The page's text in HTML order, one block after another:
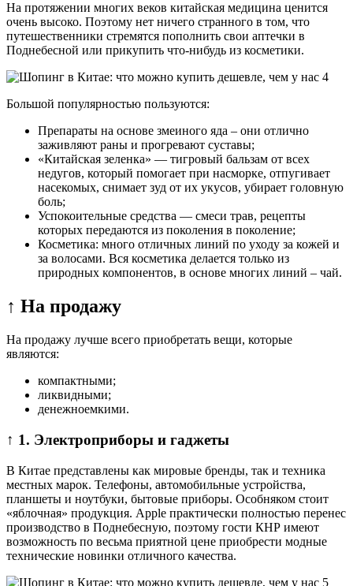
На протяжении многих веков китайская медицина ценится
очень высоко. Поэтому нет ничего странного в том, что
путешественники стремятся пополнить свои аптечки в
Поднебесной или прикупить что-нибудь из косметики.
Большой популярностью пользуются:
Препараты на основе змеиного яда – они отлично
заживляют раны и прогревают суставы;
«Китайская зеленка» — тигровый бальзам от всех
недугов, который помогает при насморке, отпугивает
насекомых, снимает зуд от их укусов, убирает головную
боль;
Успокоительные средства — смеси трав, рецепты
которых передаются из поколения в поколение;
Косметика: много отличных линий по уходу за кожей и
за волосами. Вся косметика делается только из
природных компонентов, в основе многих линий – чай.
↑ На продажу
На продажу лучше всего приобретать вещи, которые
являются:
компактными;
ликвидными;
денежноемкими.
↑ 1. Электроприборы и гаджеты
В Китае представлены как мировые бренды, так и техника
местных марок. Телефоны, автомобильные устройства,
планшеты и ноутбуки, бытовые приборы. Особняком стоит
«яблочная» продукция. Apple практически полностью перенес
производство в Поднебесную, поэтому гости КНР имеют
возможность по весьма приятной цене приобрести модные
технические новинки отличного качества.